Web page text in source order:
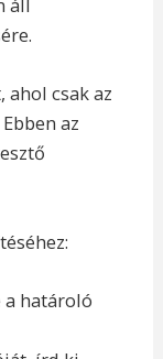
csak az
az
a határoló